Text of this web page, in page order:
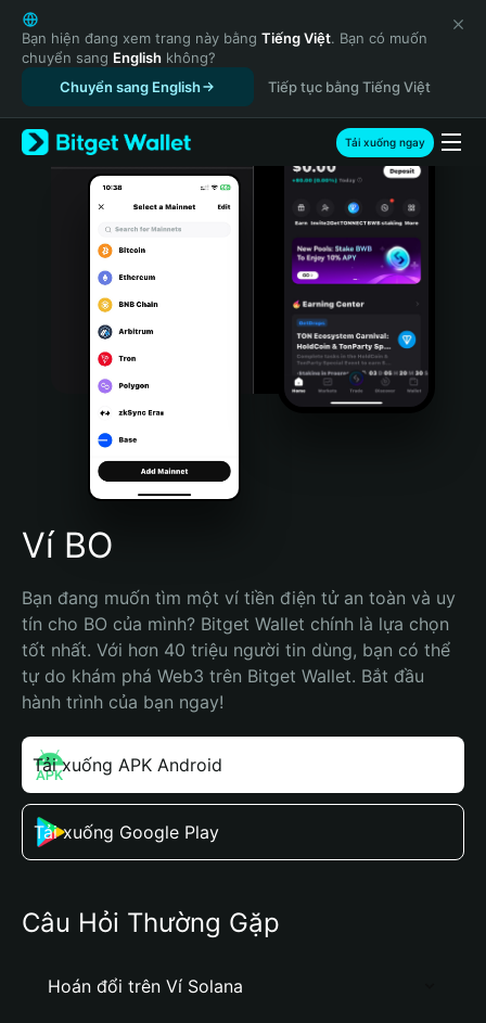
English
日本語
Tiếng Việt
Русский
Español (Latinoamérica)
Türkçe
Italiano
Português (Portugal)
Bahasa Indonesia
Português (Brasil)
Español (Argentina)
Bạn hiện đang xem trang này bằng Tiếng Việt. Bạn có muốn
chuyển sang English không?
Chuyển sang English
Tiếp tục bằng Tiếng Việt
Tải xuống ngay
Ví BO
Bạn đang muốn tìm một ví tiền điện tử an toàn và uy
tín cho BO của mình? Bitget Wallet chính là lựa chọn
tốt nhất. Với hơn 40 triệu người tin dùng, bạn có thể
tự do khám phá Web3 trên Bitget Wallet. Bắt đầu
hành trình của bạn ngay!
Tải xuống APK Android
Tải xuống Google Play
Câu Hỏi Thường Gặp
Hoán đổi trên Ví Solana